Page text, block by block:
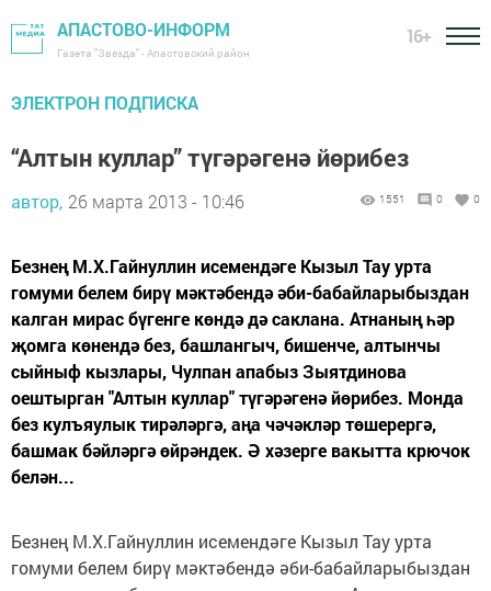
АПАСТОВО-ИНФОРМ
Газета "Звезда" - Апастовский район
16+
ЭЛЕКТРОН ПОДПИСКА
“Алтын куллар” түгәрәгенә йөрибез
автор, 26 марта 2013 - 10:46 1551 0 0
Безнең М.Х.Гайнуллин исемендәге Кызыл Тау урта
гомуми белем бирү мәктәбендә әби-бабайларыбыздан
калган мирас бүгенге көндә дә саклана. Атнаның һәр
җомга көнендә без, башлангыч, бишенче, алтынчы
сыйныф кызлары, Чулпан апабыз Зыятдинова
оештырган "Алтын куллар" түгәрәгенә йөрибез. Монда
без кулъяулык тирәләргә, аңа чәчәкләр төшерергә,
башмак бәйләргә өйрәндек. Ә хәзерге вакытта крючок
белән...
Безнең М.Х.Гайнуллин исемендәге Кызыл Тау урта
гомуми белем бирү мәктәбендә әби-бабайларыбыздан